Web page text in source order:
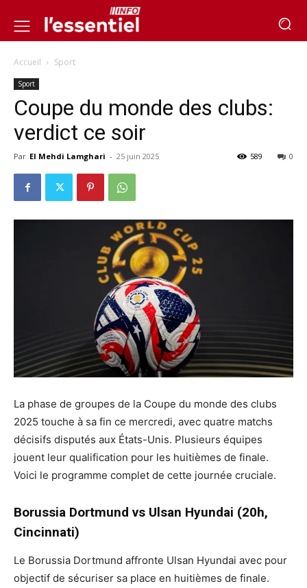
Accueil Sport
Sport
Coupe du monde des clubs:
verdict ce soir
Par El Mehdi Lamghari - 25 juin 2025 0
589
La phase de groupes de la Coupe du monde des clubs
2025 touche à sa fin ce mercredi, avec quatre matchs
décisifs disputés aux États-Unis. Plusieurs équipes
jouent leur qualification pour les huitièmes de finale.
Voici le programme complet de cette journée cruciale.
Borussia Dortmund vs Ulsan Hyundai (20h,
Cincinnati)
Le Borussia Dortmund affronte Ulsan Hyundai avec pour
objectif de sécuriser sa place en huitièmes de finale.